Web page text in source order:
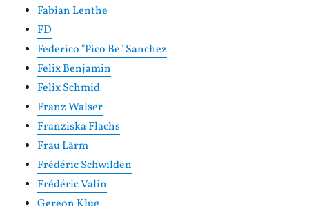
Fabian Lenthe
FD
Federico "Pico Be" Sanchez
Felix Benjamin
Felix Schmid
Franz Walser
Franziska Flachs
Frau Lärm
Frédéric Schwilden
Frédéric Valin